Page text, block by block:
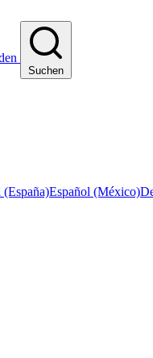
Suchen
(España)Español (México)